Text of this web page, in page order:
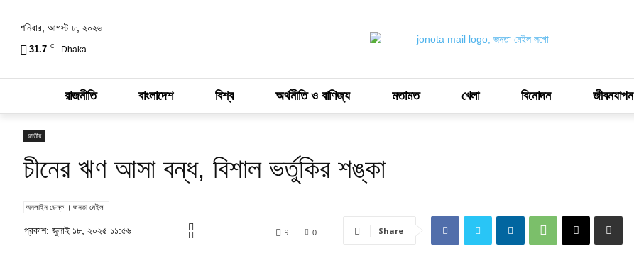
শনিবার, আগস্ট ৮, ২০২৬
31.7 C Dhaka
রাজনীতি বাংলাদেশ বিশ্ব অর্থনীতি ও বাণিজ্য মতামত খেলা বিনোদন জীবনযাপন
জাতীয়
চীনের ঋণ আসা বন্ধ, বিশাল ভর্তুকির শঙ্কা
অনলাইন ডেস্ক । জনতা মেইল
প্রকাশ: জুলাই ১৮, ২০২৫ ১১:৫৬ 0
9 Share